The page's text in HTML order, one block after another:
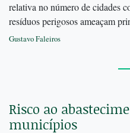
relativa no número de cidades
resíduos perigosos ameaçam
Gustavo Faleiros
Risco ao
municípios